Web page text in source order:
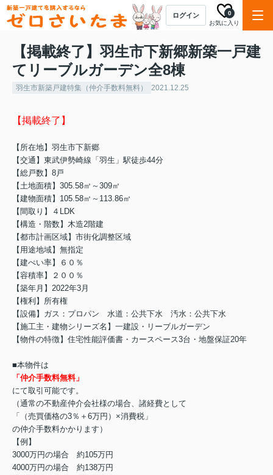
ログイン
お気に入り
0
【掲載終了】羽生市下新郷新築一戸建
てリーブルガーデン全8棟
羽生市新築戸建特集（仲介手数料無料） 2021.12.25
【掲載終了】
【所在地】 羽生市下新郷
【交通】東武伊勢崎線「羽生」駅徒歩44分
【総戸数】8戸
【土地面積】305.58㎡～309㎡
【建物面積】105.58㎡～113.86㎡
【間取り】４LDK
【構造・階数】木造2階建
【都市計画区域】市街化調整区域
【用途地域】無指定
【建ぺい率】６０％
【容積率】２００％
【築年月】2022年3月
【権利】所有権
【設備】ガス：プロパン 水道：公共下水 汚水：公共下水
【施工主・建物シリーズ名】一建設・リーブルガーデン
【物件の特徴】住宅性能評価書・カースペース3台・地盤保証20年
■本物件は
「仲介手数料無料」
にて取引可能です。
（通常の不動産仲介会社様の場合、諸経費として
「（売買価格の3％＋6万円）×消費税」
の仲介手数料かかります）
【例】
3000万円の場合 約105万円
4000万円の場合 約138万円